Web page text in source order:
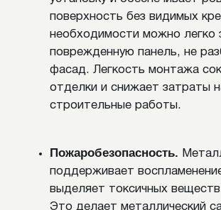
Важно проверять целостность крепежей и
герметичность стыков хотя бы раз в год. Саморезы
ослабевать, а герметик – трескаться, особенно в
местах повышенной влажности. При выявлении
повреждений их следует вовремя исправлять,
и образование коррозии.
повреждения покрытия, их можно обработать
специальными ремонтными комплектами для
металлических фасадов. Это защитит металл от
влаги и сохранит эстетический вид покрытия.